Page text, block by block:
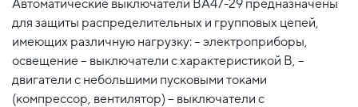
Автоматические выключатели ВА47-29 предназначены
для защиты распределительных и групповых цепей,
имеющих различную нагрузку: – электроприборы,
освещение – выключатели с характеристикой В, –
двигатели с небольшими пусковыми токами
(компрессор, вентилятор) – выключатели с